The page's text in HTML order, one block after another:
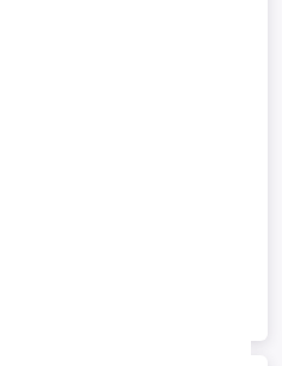
کاوه رضوی پژوهشگر ایرانی به
پژوهشگران موسسه فناوری
می‌تواند حتی با وجود قابلیت